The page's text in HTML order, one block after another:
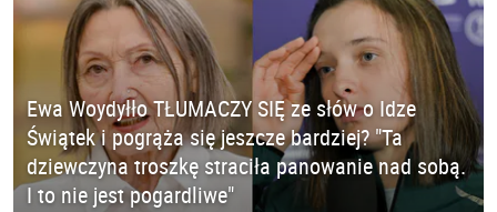
Ewa Woydyłło TŁUMACZY SIĘ ze słów o Idze
Świątek i pogrąża się jeszcze bardziej? "Ta
dziewczyna troszkę straciła panowanie nad sobą.
I to nie jest pogardliwe"